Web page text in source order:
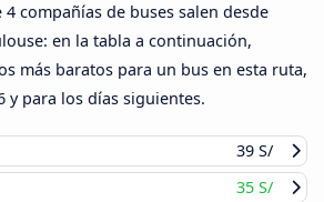
4 compañías de buses salen desde
en la tabla a continuación,
más baratos para un bus en esta ruta,
y para los días siguientes.
39 S/
35 S/